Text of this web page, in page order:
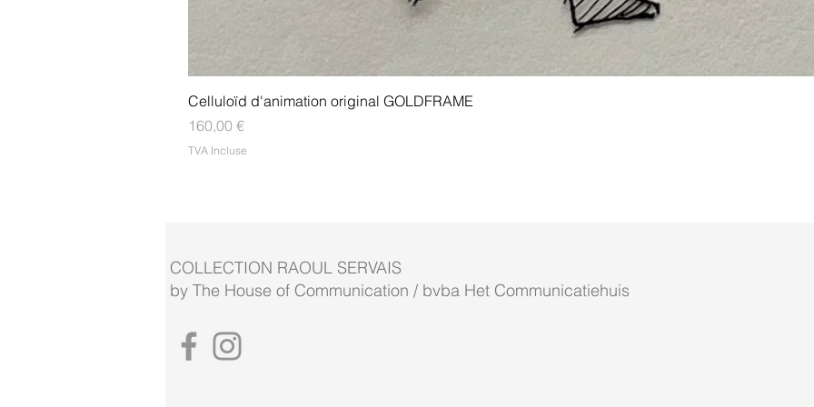
Celluloïd d'animation original GOLDFRAME
Prix
160,00 €
TVA Incluse
COLLECTION RAOUL SERVAIS
by The House of Communication / bvba Het Communicatiehuis